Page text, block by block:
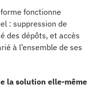
fonctionne
: suppression de
des dépôts, et accès
à l’ensemble de ses
la solution elle-même